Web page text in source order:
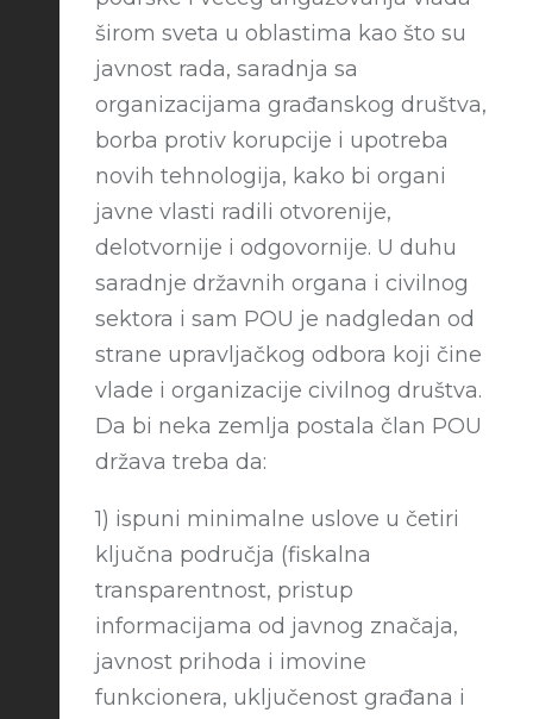
širom sveta u oblastima kao što su
javnost rada, saradnja sa
organizacijama građanskog društva,
borba protiv korupcije i upotreba
novih tehnologija, kako bi organi
javne vlasti radili otvorenije,
delotvornije i odgovornije. U duhu
saradnje državnih organa i civilnog
sektora i sam POU je nadgledan od
strane upravljačkog odbora koji čine
vlade i organizacije civilnog društva.
Da bi neka zemlja postala član POU
država treba da:
1) ispuni minimalne uslove u četiri
ključna područja (fiskalna
transparentnost, pristup
informacijama od javnog značaja,
javnost prihoda i imovine
funkcionera, uključenost građana i